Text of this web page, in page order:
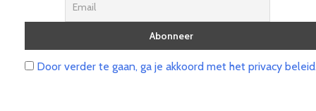
Door verder te gaan, ga je akkoord met het privacy